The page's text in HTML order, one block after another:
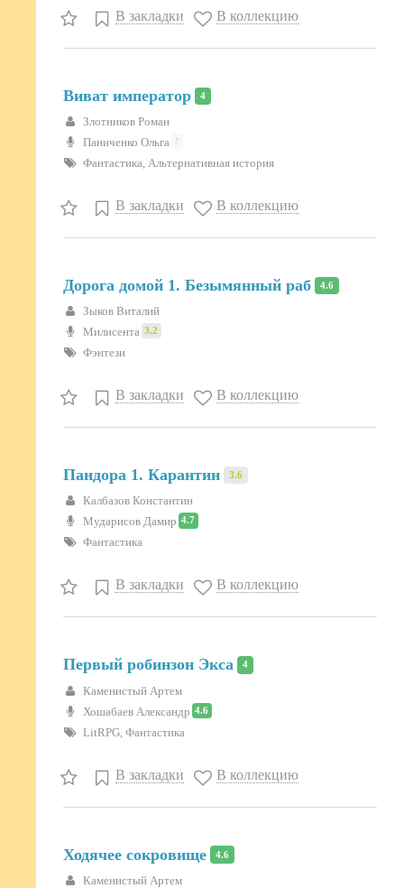
В закладки В коллекцию
Виват император 4
Злотников Роман
Паниченко Ольга ?
Фантастика, Альтернативная история
В закладки В коллекцию
Дорога домой 1. Безымянный раб 4.6
Зыков Виталий
Милисента 3.2
Фэнтези
В закладки В коллекцию
Пандора 1. Карантин 3.6
Калбазов Константин
Мударисов Дамир 4.7
Фантастика
В закладки В коллекцию
Первый робинзон Экса 4
Каменистый Артем
Хошабаев Александр 4.6
LitRPG, Фантастика
В закладки В коллекцию
Ходячее сокровище 4.6
Каменистый Артем